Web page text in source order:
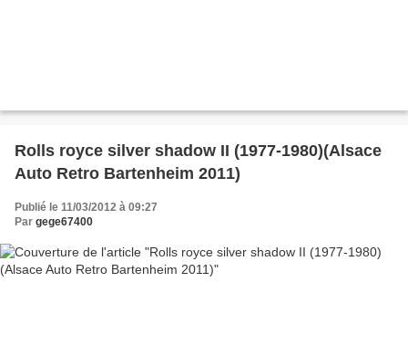
Rolls royce silver shadow II (1977-1980)(Alsace
Auto Retro Bartenheim 2011)
Publié le 11/03/2012 à 09:27
Par gege67400